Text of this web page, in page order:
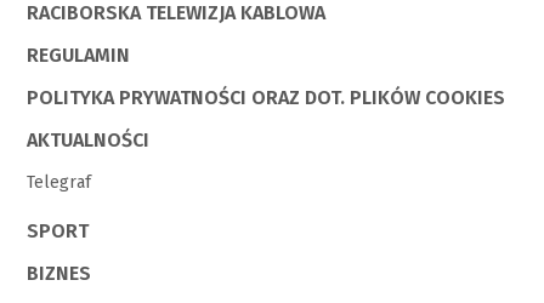
RACIBORSKA TELEWIZJA KABLOWA
REGULAMIN
POLITYKA PRYWATNOŚCI ORAZ DOT. PLIKÓW COOKIES
AKTUALNOŚCI
Telegraf
SPORT
BIZNES